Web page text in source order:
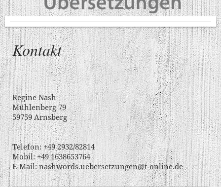
Kontakt
Regine Nash
Mühlenberg 79
59759 Arnsberg
Telefon: +49 2932/82814
Mobil: +49 1638653764
E-Mail:nashwords.uebersetzungen@t-online.de